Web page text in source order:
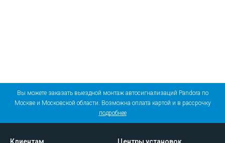
Вы можете заказать выездной монтаж автосигнализаций Pandora по
Москве и Московской области. Возможна оплата картой и в рассрочку
подробнее